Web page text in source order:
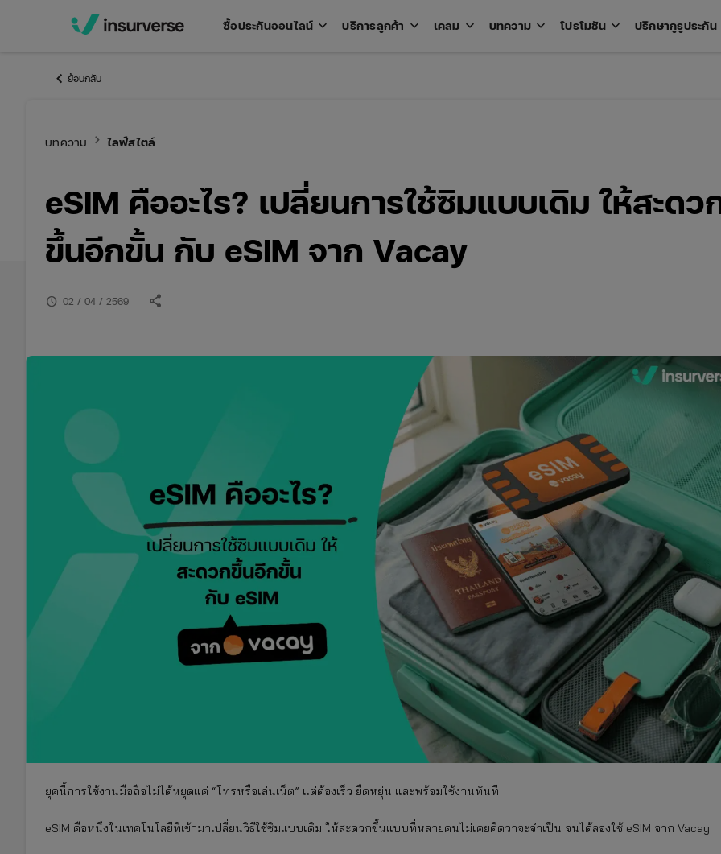
ซื้อประกันออนไลน์ keyboard_arrow_down Open
บริการลูกค้า keyboard_arrow_down Open
เคลม keyboard_arrow_down Open
บทความ keyboard_arrow_down Open
โปรโมชัน keyboard_arrow_down Open
ปรึกษากูรูประกัน
keyboard_arrow_left ย้อนกลับ
บทความ keyboard_arrow_right ไลฟ์สไตล์
eSIM คืออะไร? เปลี่ยนการใช้ซิมแบบเดิม ให้สะดว
ขึ้นอีกขั้น กับ eSIM จาก Vacay
schedule 02 / 04 / 2569 share
ยุคนี้การใช้งานมือถือไม่ได้หยุดแค่ “โทรหรือเล่นเน็ต” แต่ต้องเร็ว ยืดหยุ่น และพร้อมใช้งานทันที
eSIM คือหนึ่งในเทคโนโลยีที่เข้ามาเปลี่ยนวิธีใช้ซิมแบบเดิม ให้สะดวกขึ้นแบบที่หลายคนไม่เคยคิดว่าจะจำเป็น จนได้ลองใช้ eSIM จาก Vacay